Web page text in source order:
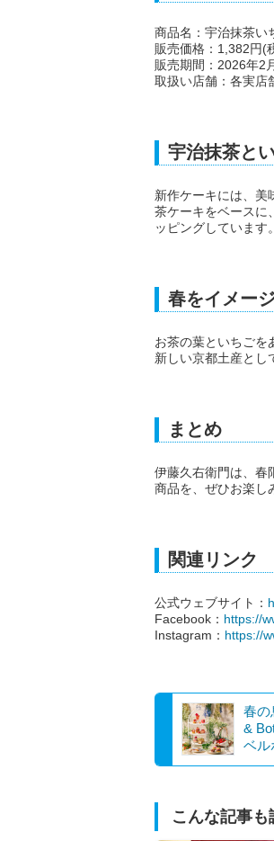
商品名：宇治抹茶い
販売価格：1,382円(
販売期間：2026年2
取扱い店舗：各実店
宇治抹茶と
新作ケーキには、美
茶ケーキをベースに
ッピングしています。
春をイメー
お茶の葉といちごを
新しい京都土産とし
まとめ
伊藤久右衛門は、春
商品を、ぜひお楽し
関連リンク
公式ウェブサイト：
Facebook： https://
Instagram： https://
春の
&
ベル
こんな記事